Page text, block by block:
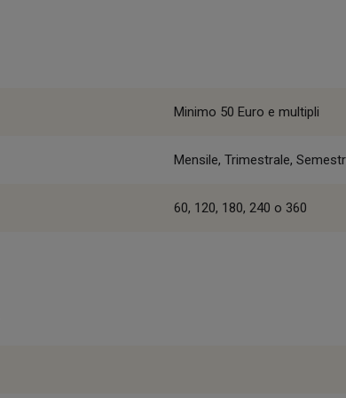
Minimo 50 Euro e multipli
Mensile, Trimestrale,
60, 120, 180, 240 o 360